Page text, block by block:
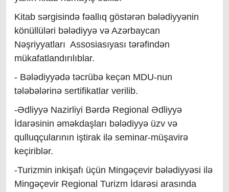
Kitab sərgisində fəallıq göstərən bələdiyyənin
könüllüləri bələdiyyə və Azərbaycan
Nəşriyyatları Assosiasıyası tərəfindən
mükafatlandırılıblar.
- Bələdiyyədə təcrübə keçən MDU-nun
tələbələrinə sertifikatlar verilib.
-Ədliyyə Nazirliyi Bərdə Regional Ədliyyə
İdarəsinin əməkdaşları bələdiyyə üzv və
qulluqçularının iştirak ilə seminar-müşavirə
keçiriblər.
-Turizmin inkişafı üçün Mingəçevir bələdiyyəsi ilə
Mingəçevir Regional Turizm İdarəsi arasında